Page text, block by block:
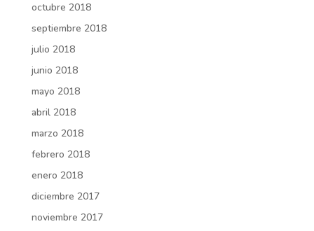
octubre 2018
septiembre 2018
julio 2018
junio 2018
mayo 2018
abril 2018
marzo 2018
febrero 2018
enero 2018
diciembre 2017
noviembre 2017